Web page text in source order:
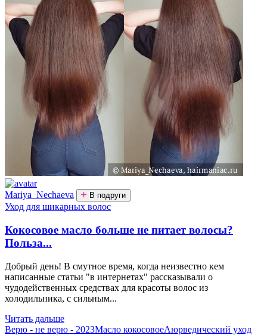
Mariya_Nechaeva В подруги
Уход для шикарных волос
Кокосовое масло больше не питает волосы?
Польза...
Добрый день! В смутное время, когда неизвестно кем
написанные статьи "в интернетах" рассказывали о
чудодейственных средствах для красоты волос из
холодильника, с сильным...
Читать дальше
Верю - не верю - 2023Масло кокосовоеАюрведический уход